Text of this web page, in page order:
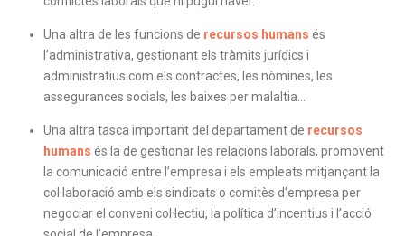
Una altra de les funcions de recursos humans és
l’administrativa, gestionant els tràmits jurídics i
administratius com els contractes, les nòmines, les
assegurances socials, les baixes per malaltia…
Una altra tasca important del departament de recursos
humans és la de gestionar les relacions laborals, promovent
la comunicació entre l’empresa i els empleats mitjançant la
col·laboració amb els sindicats o comitès d’empresa per
negociar el conveni col·lectiu, la política d’incentius i l’acció